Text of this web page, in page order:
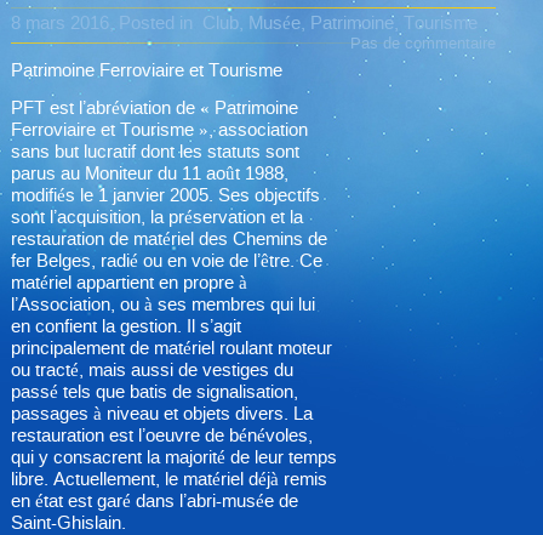
8 mars 2016 , Posted in Club, Musée, Patrimoine, Tourisme
Pas de commentaire
Patrimoine Ferroviaire et Tourisme
PFT est l’abréviation de « Patrimoine
Ferroviaire et Tourisme », association
sans but lucratif dont les statuts sont
parus au Moniteur du 11 août 1988,
modifiés le 1 janvier 2005. Ses objectifs
sont l’acquisition, la préservation et la
restauration de matériel des Chemins de
fer Belges, radié ou en voie de l’être. Ce
matériel appartient en propre à
l’Association, ou à ses membres qui lui
en confient la gestion. Il s’agit
principalement de matériel roulant moteur
ou tracté, mais aussi de vestiges du
passé tels que batis de signalisation,
passages à niveau et objets divers. La
restauration est l’oeuvre de bénévoles,
qui y consacrent la majorité de leur temps
libre. Actuellement, le matériel déjà remis
en état est garé dans l’abri-musée de
Saint-Ghislain.